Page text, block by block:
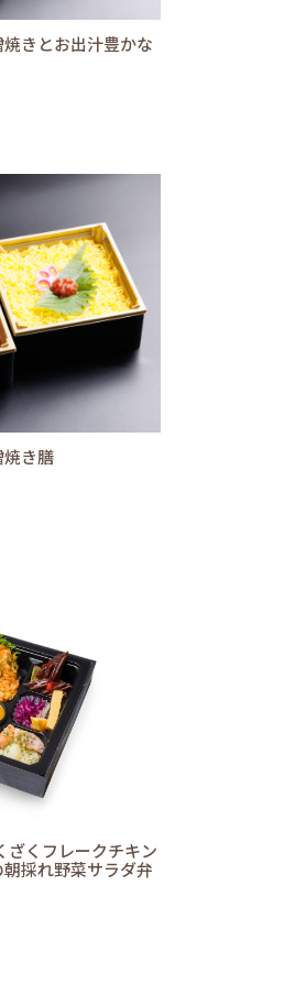
きとお出汁豊かな
き膳
ざくフレークチキン
採れ野菜サラダ弁